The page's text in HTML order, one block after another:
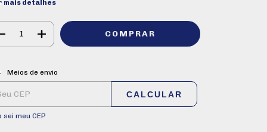
mais detalhes
para o CEP:
Meios de envio
CALCULAR
sei meu CEP